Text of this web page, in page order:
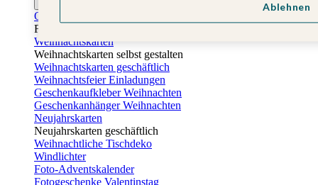
Osterkarten
Fotogeschenke zu Ostern
Weihnachtskarten
Weihnachtskarten selbst gestalten
Weihnachtskarten geschäftlich
Weihnachtsfeier Einladungen
Geschenkaufkleber Weihnachten
Geschenkanhänger Weihnachten
Neujahrskarten
Neujahrskarten geschäftlich
Weihnachtliche Tischdeko
Windlichter
Foto-Adventskalender
Fotogeschenke Valentinstag
Ablehnen